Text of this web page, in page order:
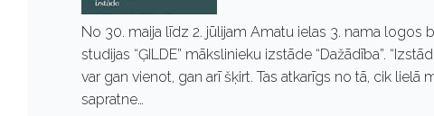
No 30. maija līdz 2. jūlijam Amatu ielas 3. nama logos
studijas “ĢILDE” mākslinieku izstāde “Dažādība”.
var gan vienot, gan arī šķirt. Tas atkarīgs no tā, cik
sapratne…